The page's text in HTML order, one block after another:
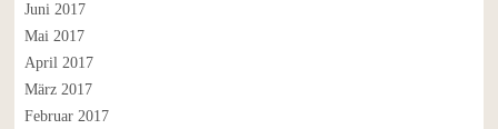
Juni 2017
Mai 2017
April 2017
März 2017
Februar 2017